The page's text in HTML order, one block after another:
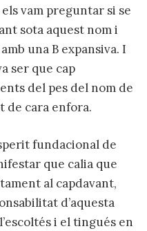
vam preguntar si se
sota aquest nom i
una B expansiva. I
ser que cap
del pes del nom de
de cara enfora.
fundacional de
que calia que
al capdavant,
d’aquesta
i el tingués en